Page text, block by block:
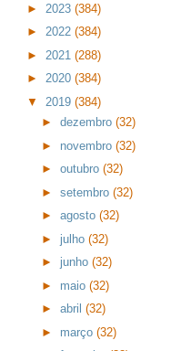
► 2023 (384)
► 2022 (384)
► 2021 (288)
► 2020 (384)
▼ 2019 (384)
► dezembro (32)
► novembro (32)
► outubro (32)
► setembro (32)
► agosto (32)
► julho (32)
► junho (32)
► maio (32)
► abril (32)
► março (32)